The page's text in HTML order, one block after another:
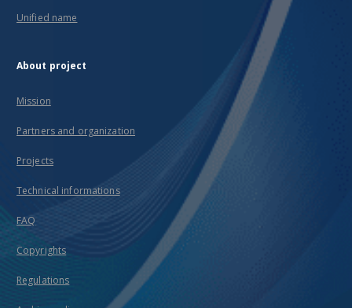
Unified name
About project
Mission
Partners and organization
Projects
Technical informations
FAQ
Copyrights
Regulations